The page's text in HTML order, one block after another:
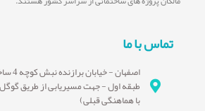
تماس با ما
طبقه اول - جهت مسیریابی از طریق
با هماهنگی قبلی)